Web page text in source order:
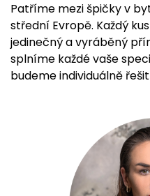
Patříme mezi špičky v
střední Evropě. Každý
jedinečný a vyráběný
splníme každé vaše
budeme individuálně